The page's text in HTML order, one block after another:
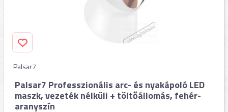
Palsar7
Palsar7 Professzionális arc- és nyakápoló LED
maszk, vezeték nélküli + töltőállomás, fehér-
aranyszín